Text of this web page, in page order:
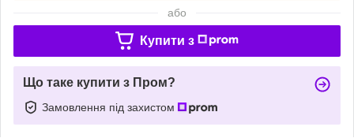
або
Купити з
Що таке купити з Пром?
Замовлення під захистом